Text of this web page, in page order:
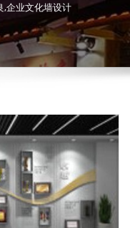
,企业文化墙设计